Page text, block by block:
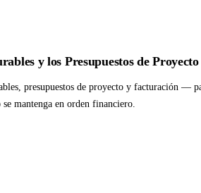
y los Presupuestos de Proyecto
presupuestos de proyecto y facturación —
mantenga en orden financiero.